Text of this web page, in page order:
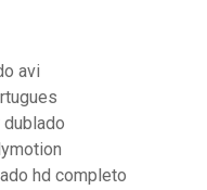
avi
hd completo